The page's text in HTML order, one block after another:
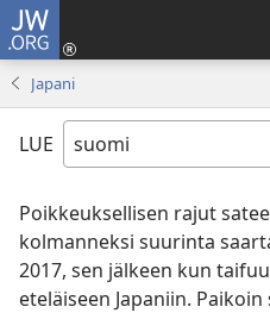
JW.ORG
Japani
LUE
Poikkeuksellisen rajut
kolmanneksi suurinta
2017, sen jälkeen kun
eteläiseen Japaniin.